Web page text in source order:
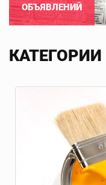
ОБЪЯВЛЕНИЙ
КАТЕГОРИИ